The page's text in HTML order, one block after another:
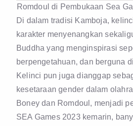
Romdoul di Pembukaan Sea
Di dalam tradisi Kamboja,
karakter menyenangkan
Buddha yang menginspirasi
berpengetahuan, dan berguna
Kelinci pun juga dianggap
kesetaraan gender dalam
Boney dan Romdoul, menjadi
SEA Games 2023 kemarin,